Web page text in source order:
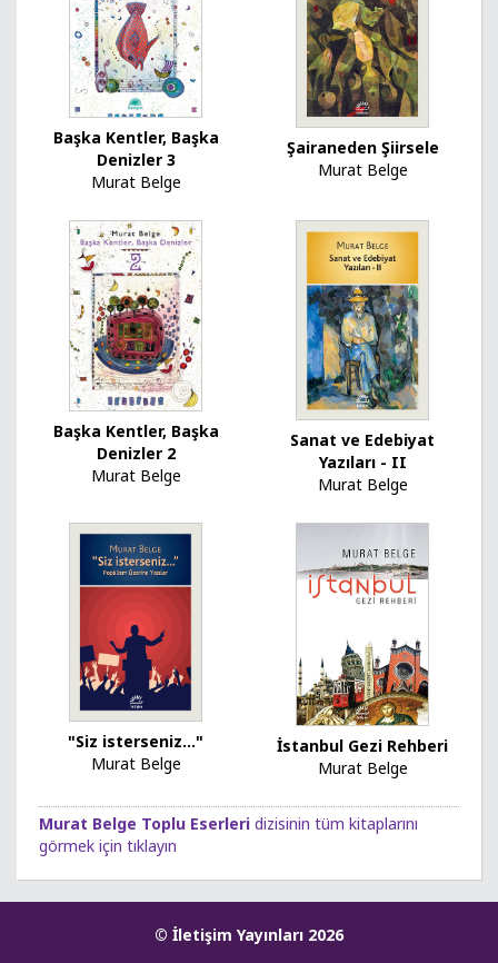
Başka Kentler, Başka
Denizler 3
Murat Belge
Şairaneden Şiirsele
Murat Belge
Başka Kentler, Başka
Denizler 2
Murat Belge
Sanat ve Edebiyat
Yazıları - II
Murat Belge
"Siz isterseniz..."
Murat Belge
İstanbul Gezi Rehberi
Murat Belge
Murat Belge Toplu Eserleri dizisinin tüm kitaplarını
görmek için tıklayın
© İletişim Yayınları 2026